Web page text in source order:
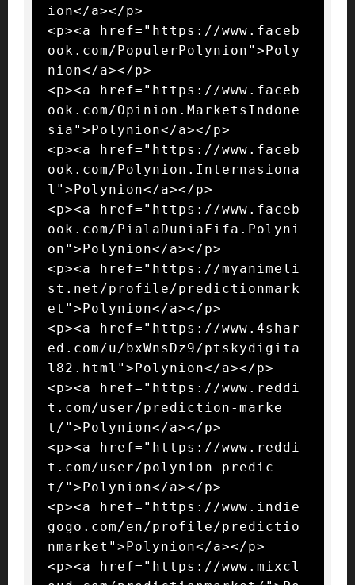
ion</a></p>
<p><a href="https://www.faceb
ook.com/PopulerPolynion">Poly
nion</a></p>
<p><a href="https://www.faceb
ook.com/Opinion.MarketsIndone
sia">Polynion</a></p>
<p><a href="https://www.faceb
ook.com/Polynion.Internasiona
l">Polynion</a></p>
<p><a href="https://www.faceb
ook.com/PialaDuniaFifa.Polyni
on">Polynion</a></p>
<p><a href="https://myanimeli
st.net/profile/predictionmark
et">Polynion</a></p>
<p><a href="https://www.4shar
ed.com/u/bxWnsDz9/ptskydigita
l82.html">Polynion</a></p>
<p><a href="https://www.reddi
t.com/user/prediction-marke
t/">Polynion</a></p>
<p><a href="https://www.reddi
t.com/user/polynion-predic
t/">Polynion</a></p>
<p><a href="https://www.indie
gogo.com/en/profile/predictio
nmarket">Polynion</a></p>
<p><a href="https://www.mixcl